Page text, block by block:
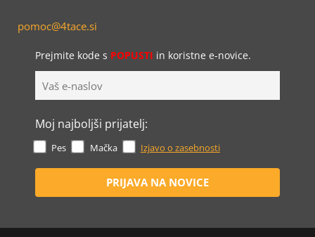
pomoc@4tace.si
Prejmite kode s POPUSTI in koristne e-novice.
Moj najboljši prijatelj:
Pes Mačka Izjavo o zasebnosti